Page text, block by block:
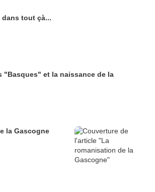
tout çà...
"Basques" et la naissance de la
la Gascogne